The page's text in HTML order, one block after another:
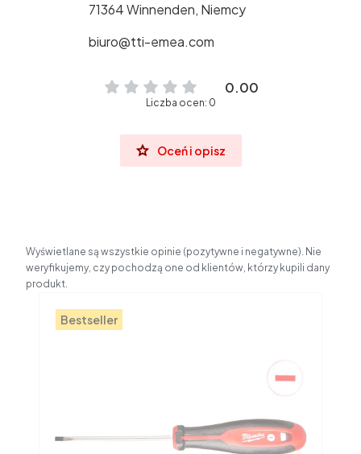
71364 Winnenden, Niemcy
biuro@tti-emea.com
0.00
Liczba ocen: 0
Oceń i opisz
Wyświetlane są wszystkie opinie (pozytywne i negatywne). Nie
weryfikujemy, czy pochodzą one od klientów, którzy kupili dany
produkt.
Bestseller